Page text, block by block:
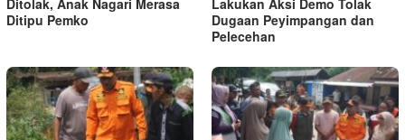
Ditolak, Anak Nagari Merasa
Ditipu Pemko
Lakukan Aksi Demo Tolak
Dugaan Peyimpangan dan
Pelecehan